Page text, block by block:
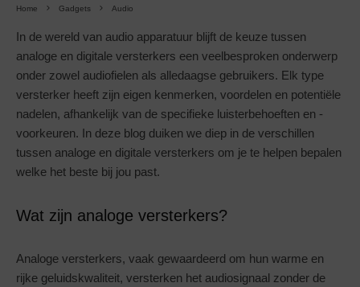
Home Gadgets Audio
In de wereld van audio apparatuur blijft de keuze tussen
analoge en digitale versterkers een veelbesproken onderwerp
onder zowel audiofielen als alledaagse gebruikers. Elk type
versterker heeft zijn eigen kenmerken, voordelen en potentiële
nadelen, afhankelijk van de specifieke luisterbehoeften en -
voorkeuren. In deze blog duiken we diep in de verschillen
tussen analoge en digitale versterkers om je te helpen bepalen
welke het beste bij jou past.
Wat zijn analoge versterkers?
Analoge versterkers, vaak gewaardeerd om hun warme en
rijke geluidskwaliteit, versterken het audiosignaal zonder de